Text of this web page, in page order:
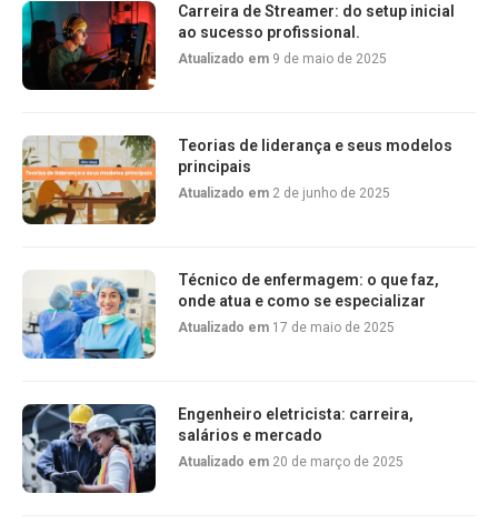
Carreira de Streamer: do setup inicial
ao sucesso profissional.
Atualizado em 9 de maio de 2025
Teorias de liderança e seus modelos
principais
Atualizado em 2 de junho de 2025
Técnico de enfermagem: o que faz,
onde atua e como se especializar
Atualizado em 17 de maio de 2025
Engenheiro eletricista: carreira,
salários e mercado
Atualizado em 20 de março de 2025